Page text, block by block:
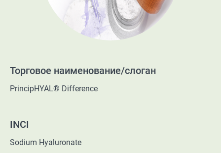
Торговое наименование/слоган
PrincipHYAL® Difference
INCI
Sodium Hyaluronate